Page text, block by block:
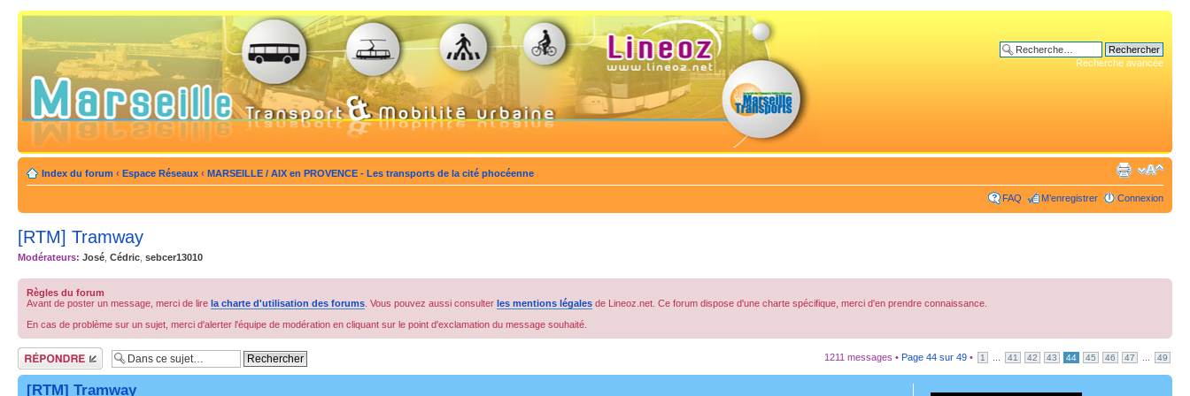
Recherche avancée
Index du forum ‹ Espace Réseaux ‹ MARSEILLE / AIX en PROVENCE - Les transports de la cité phocéenne
FAQ M’enregistrer Connexion
[RTM] Tramway
Modérateurs: José Cédric sebcer13010
Règles du forum
Avant de poster un message, merci de lire la charte d'utilisation des forums . Vous pouvez aussi consulter les mentions légales de Lineoz.net. Ce forum dispose d'une charte spécifique, merci d'en prendre connaissance.
En cas de problème sur un sujet, merci d'alerter l'équipe de modération en cliquant sur le point d'exclamation du message souhaité.
Répondre 1211 messages • Page 44 sur 49 • 1 41 42 43 44 45 46 47 49
[RTM] Tramway